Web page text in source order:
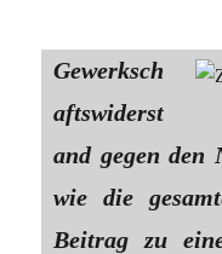
Gewerksch
aftswiderst
and gegen den
wie die
Beitrag zu